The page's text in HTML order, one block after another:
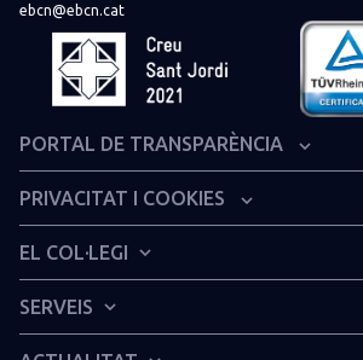
ebcn@ebcn.cat
PORTAL DE TRANSPARÈNCIA
Dret d’accés a la informació pública col·legial
PRIVACITAT I COOKIES
Política de cookies
EL COL·LEGI
SERVEIS